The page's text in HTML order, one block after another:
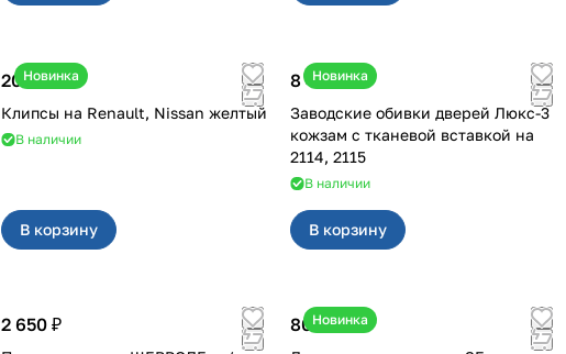
Новинка
20 ₽
Клипсы на Renault, Nissan желтый
В наличии
В корзину
Новинка
8 450 ₽
Заводские обивки дверей Люкс-3
кожзам с тканевой вставкой на
2114, 2115
В наличии
В корзину
2 650 ₽ Новинка
800 ₽